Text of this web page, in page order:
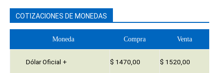
COTIZACIONES DE MONEDAS
Moneda Compra Venta
Dólar Oficial + $ 1470,00 $ 1520,00